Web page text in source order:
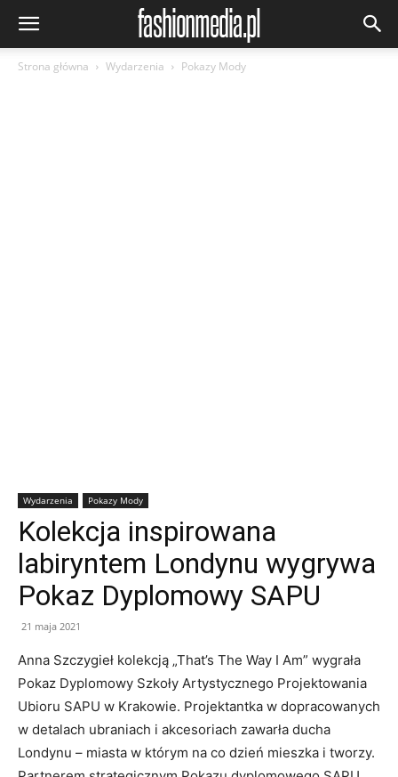
Strona główna Wydarzenia Pokazy Mody
Wydarzenia Pokazy Mody
Kolekcja inspirowana
labiryntem Londynu wygrywa
Pokaz Dyplomowy SAPU
21 maja 2021
Anna Szczygieł kolekcją „That’s The Way I Am” wygrała
Pokaz Dyplomowy Szkoły Artystycznego Projektowania
Ubioru SAPU w Krakowie. Projektantka w dopracowanych
w detalach ubraniach i akcesoriach zawarła ducha
Londynu – miasta w którym na co dzień mieszka i tworzy.